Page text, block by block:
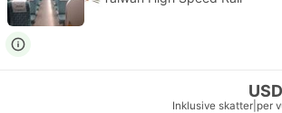
Inklusive skatter per